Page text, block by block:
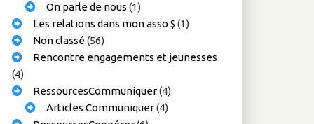
On parle de nous (1)
Les relations dans mon asso $ (1)
Non classé(56)
Rencontre engagements et jeunesses
(4)
RessourcesCommuniquer(4)
Articles Communiquer(4)